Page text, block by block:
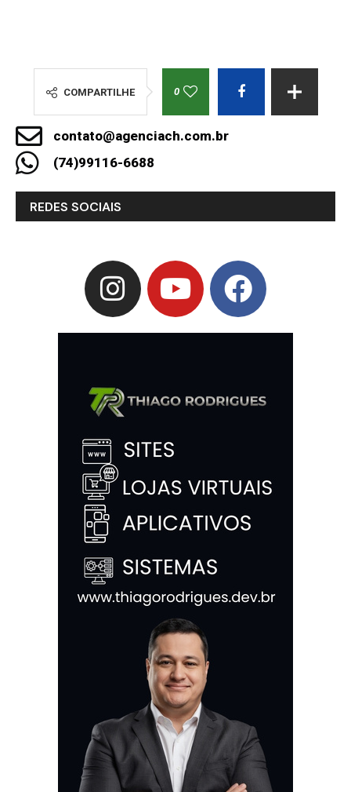
COMPARTILHE 0
contato@agenciach.com.br
(74)99116-6688
REDES SOCIAIS